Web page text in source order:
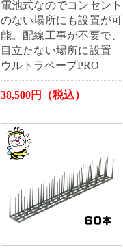
電池式なのでコンセント
のない場所にも設置が可
能。配線工事が不要で、
目立たない場所に設置
ウルトラベープPRO
38,500円（税込）